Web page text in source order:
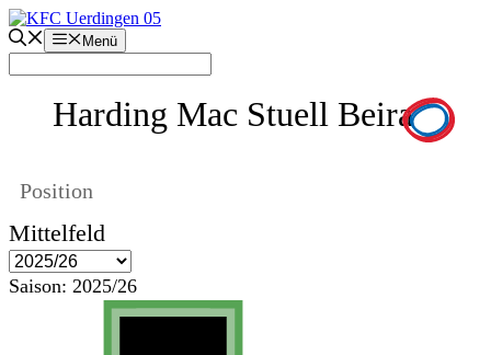
Zum
Inhalt
springen
Menü
Harding Mac Stuell Beira
Position
Mittelfeld
Saison: 2025/26